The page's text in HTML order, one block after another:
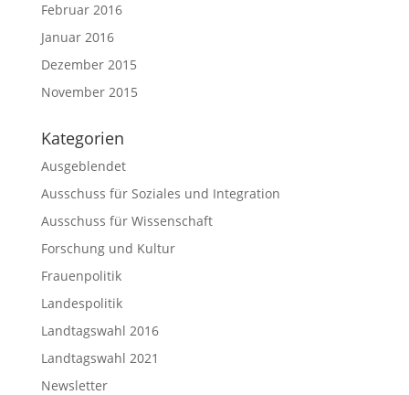
Februar 2016
Januar 2016
Dezember 2015
November 2015
Kategorien
Ausgeblendet
Ausschuss für Soziales und Integration
Ausschuss für Wissenschaft
Forschung und Kultur
Frauenpolitik
Landespolitik
Landtagswahl 2016
Landtagswahl 2021
Newsletter